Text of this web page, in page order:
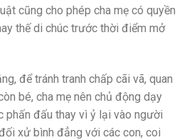
cũng cho phép cha mẹ có quyền
thế di chúc trước thời điểm mở
để tránh tranh chấp cãi vã, quan
bé, cha mẹ nên chủ động dạy
phấn đấu thay vì ỷ lại vào người
xử bình đẳng với các con, coi